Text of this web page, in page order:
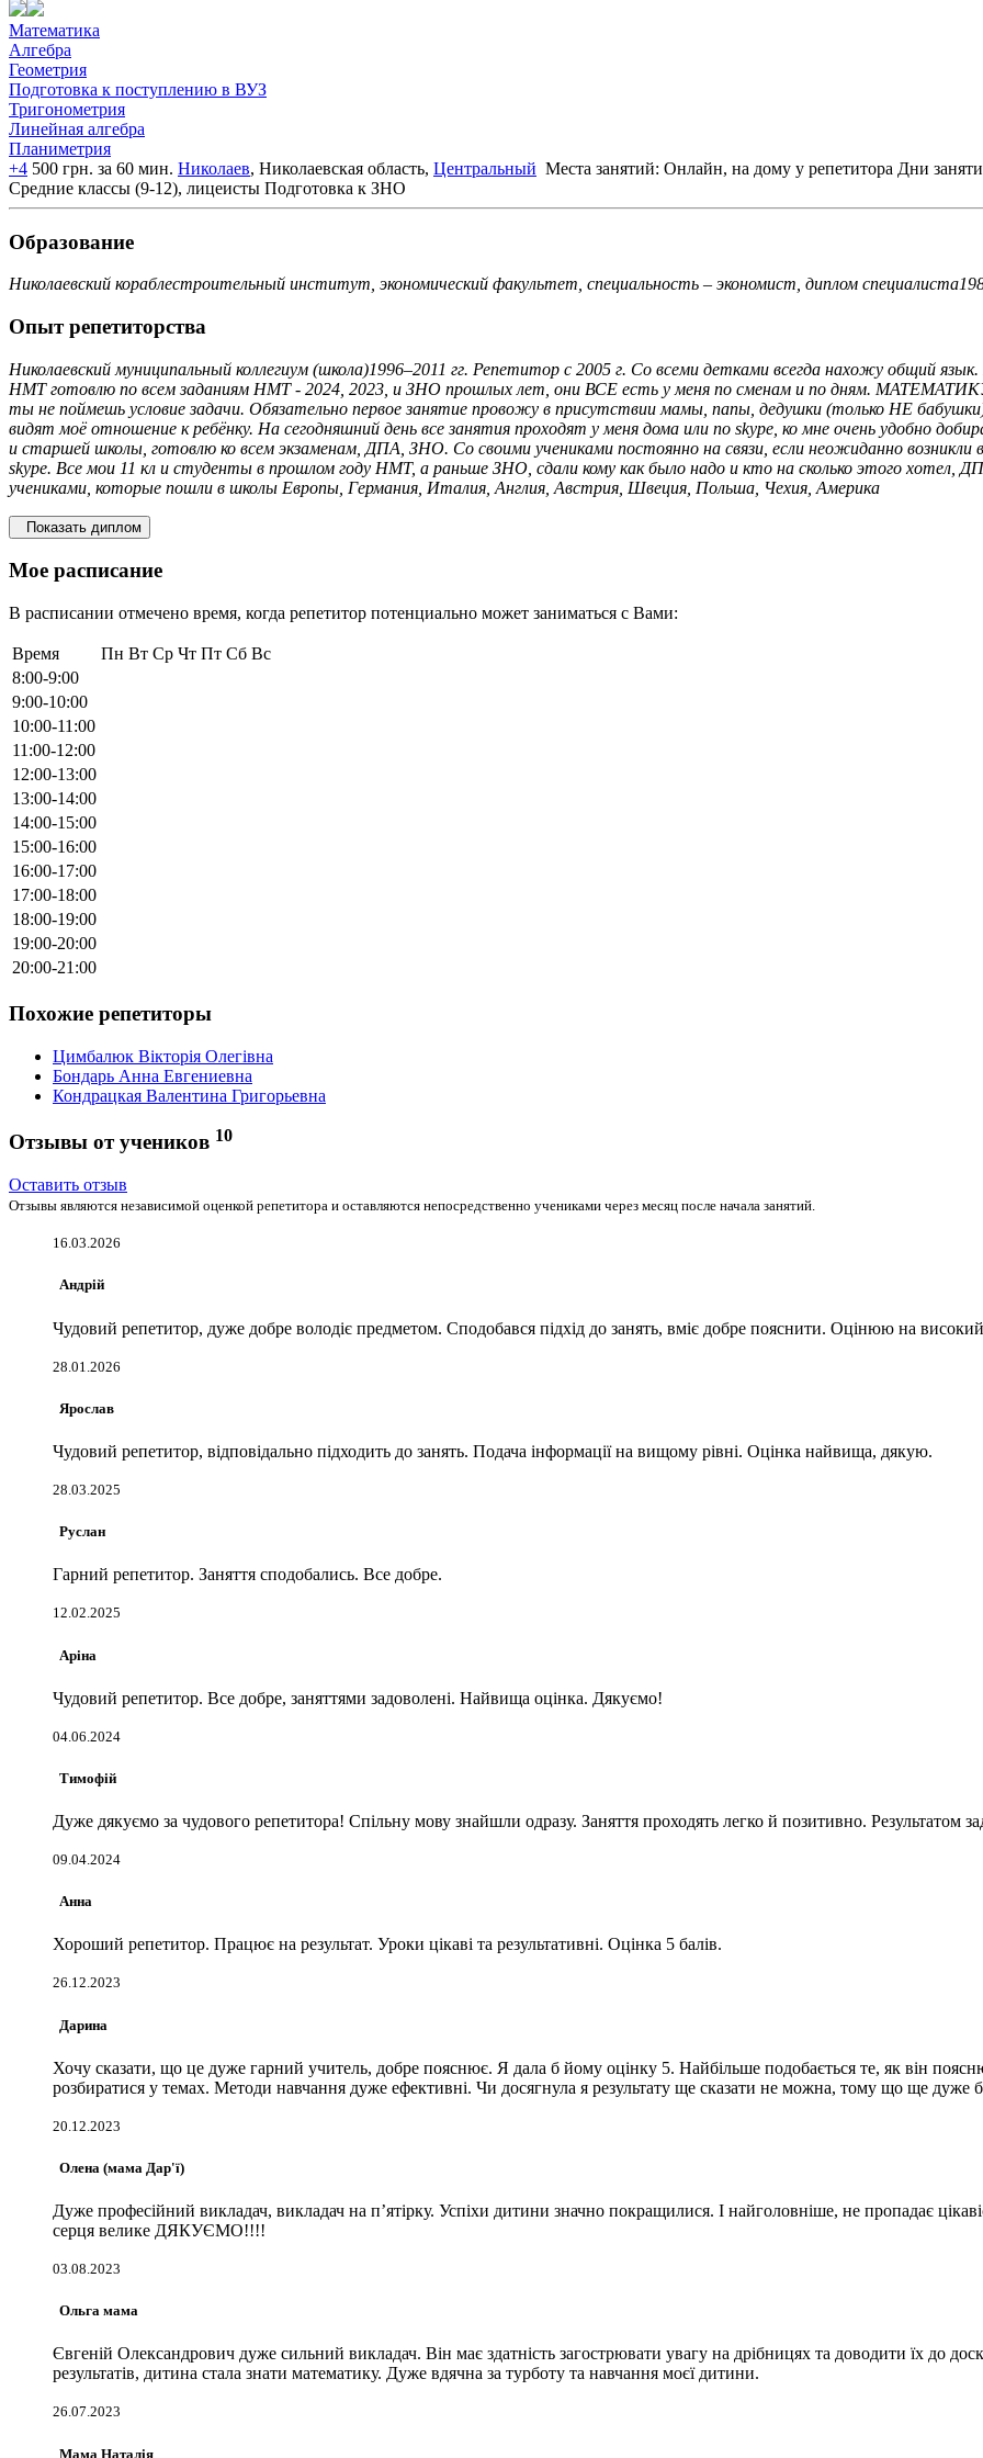
Математика
Алгебра
Геометрия
Подготовка к поступлению в ВУЗ
Тригонометрия
Линейная алгебра
Планиметрия
+4 500 грн. за 60 мин. Николаев, Николаевская область, Центральный Места занятий: Онлайн, на дому у репетитора Дни
Средние классы (9-12), лицеисты Подготовка к ЗНО
Образование
Николаевский кораблестроительный институт, экономический факультет, специальность – экономист, диплом
Опыт репетиторства
Николаевский муниципальный коллегиум (школа)1996–2011 гг. Репетитор с 2005 г. Со всеми детками всегда нахожу общий
НМТ готовлю по всем заданиям НМТ - 2024, 2023, и ЗНО прошлых лет, они ВСЕ есть у меня по сменам и по дням.
ты не поймешь условие задачи. Обязательно первое занятие провожу в присутствии мамы, папы, дедушки (только НЕ
видят моё отношение к ребёнку. На сегодняшний день все занятия проходят у меня дома или по skype, ко мне очень удобно
и старшей школы, готовлю ко всем экзаменам, ДПА, ЗНО. Со своими учениками постоянно на связи, если неожиданно возникли
skype. Все мои 11 кл и студенты в прошлом году НМТ, а раньше ЗНО, сдали кому как было надо и кто на сколько этого хотел,
учениками, которые пошли в школы Европы, Германия, Италия, Англия, Австрия, Швеция, Польша, Чехия, Америка
Показать диплом
Мое расписание
В расписании отмечено время, когда репетитор потенциально может заниматься с Вами:
Время Пн Вт Ср Чт Пт Сб Вс
8:00-9:00
9:00-10:00
10:00-11:00
11:00-12:00
12:00-13:00
13:00-14:00
14:00-15:00
15:00-16:00
16:00-17:00
17:00-18:00
18:00-19:00
19:00-20:00
20:00-21:00
Похожие репетиторы
Цимбалюк Вікторія Олегівна
Бондарь Анна Евгениевна
Кондрацкая Валентина Григорьевна
Отзывы от учеников 10
Оставить отзыв
Отзывы являются независимой оценкой репетитора и оставляются непосредственно учениками через месяц после начала занятий.
16.03.2026
Андрій
Чудовий репетитор, дуже добре володіє предметом. Сподобався підхід до занять, вміє добре пояснити. Оцінюю на
28.01.2026
Ярослав
Чудовий репетитор, відповідально підходить до занять. Подача інформації на вищому рівні. Оцінка найвища, дякую.
28.03.2025
Руслан
Гарний репетитор. Заняття сподобались. Все добре.
12.02.2025
Аріна
Чудовий репетитор. Все добре, заняттями задоволені. Найвища оцінка. Дякуємо!
04.06.2024
Тимофій
Дуже дякуємо за чудового репетитора! Спільну мову знайшли одразу. Заняття проходять легко й позитивно. Результатом
09.04.2024
Анна
Хороший репетитор. Працює на результат. Уроки цікаві та результативні. Оцінка 5 балів.
26.12.2023
Дарина
Хочу сказати, що це дуже гарний учитель, добре пояснює. Я дала б йому оцінку 5. Найбільше подобається те, як він
розбиратися у темах. Методи навчання дуже ефективні. Чи досягнула я результату ще сказати не можна, тому що ще дуже
20.12.2023
Олена (мама Дар'ї)
Дуже професійний викладач, викладач на пʼятірку. Успіхи дитини значно покращилися. І найголовніше, не пропадає
серця велике ДЯКУЄМО!!!!
03.08.2023
Ольга мама
Євгеній Олександрович дуже сильний викладач. Він має здатність загострювати увагу на дрібницях та доводити їх до
результатів, дитина стала знати математику. Дуже вдячна за турботу та навчання моєї дитини.
26.07.2023
Мама Наталія